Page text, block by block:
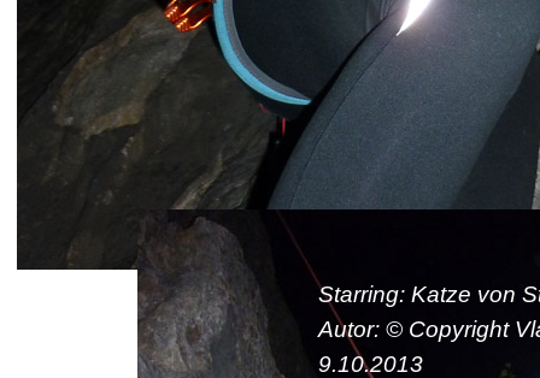
Starring: Katze von
Autor: © Copyright
9.10.2013